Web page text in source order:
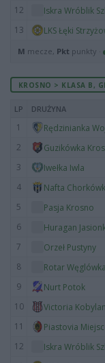
12 Iskra Wróblik
13
LKS Łęki
M mecze, Pkt punkty ·
KROSNO > KLASA B,
LP DRUŻYNA
1 Rędzinianka
2
Guzikówka
3
Iwełka Iwla
4
Nafta
5
Pasja Krosno
6
Huragan
7
Orzeł Pustyny
8
Rotar Węglówka
9
Nurt Potok
10
Victoria
11
Piastovia
12
Iskra Wróblik